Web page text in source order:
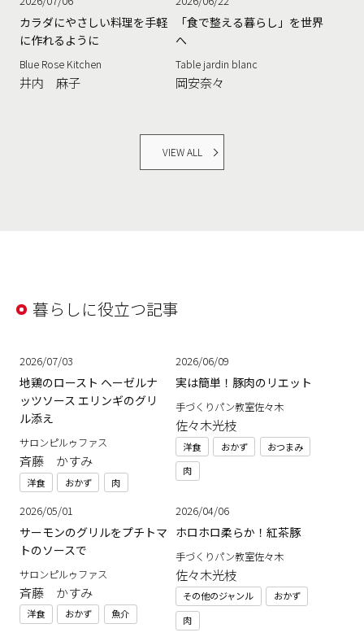
カラダにやさしい料理を手軽
に作れるように
Blue Rose Kitchen
井内 麻子
「食で整える暮らし」を世界
へ
Table jardin blanc
岡安奈々
VIEW ALL
暮らしに役立つ記事
2026/07/03
地鶏のロースト ヘーゼルナ
ッツソース エリンギのグリ
ル添え
サロンピルゥファス
斉藤 かすみ
洋食 おかず 肉
2026/06/09
実は簡単！豚肉のリエット
手づくりパン教室佐々木
佐々木光枝
洋食 おかず
おつまみ
肉
2026/05/01
サーモンのグリルをプチトマ
トのソースで
サロンピルゥファス
斉藤 かすみ
洋食 おかず 魚介
2026/04/06
ホロホロ柔らか！紅茶豚
手づくりパン教室佐々木
佐々木光枝
その他のジャンル
おかず
肉